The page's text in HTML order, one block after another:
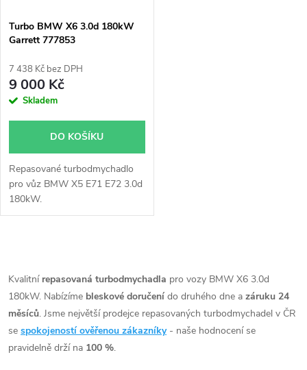
p
r
o
u
k
ů
s
p
r
o
d
u
k
ů
Turbo BMW X6 3.0d 180kW
Garrett 777853
7 438 Kč bez DPH
9 000 Kč
Skladem
DO KOŠÍKU
Repasované turbodmychadlo
pro vůz BMW X5 E71 E72 3.0d
180kW.
v
l
á
Kvalitní repasovaná turbodmychadla pro vozy BMW X6 3.0d
180kW. Nabízíme bleskové doručení do druhého dne a záruku 24
měsíců. Jsme největší prodejce repasovaných turbodmychadel v ČR
se spokojeností ověřenou zákazníky - naše hodnocení se
pravidelně drží na 100 %.